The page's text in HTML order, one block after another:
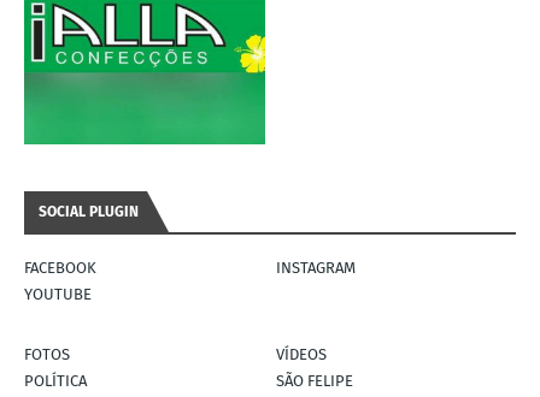
SOCIAL PLUGIN
FACEBOOK
INSTAGRAM
YOUTUBE
FOTOS
VÍDEOS
POLÍTICA
SÃO FELIPE